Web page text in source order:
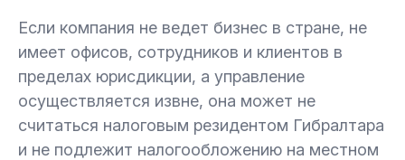
Если компания не ведет бизнес в стране, не
имеет офисов, сотрудников и клиентов в
пределах юрисдикции, а управление
осуществляется извне, она может не
считаться налоговым резидентом Гибралтара
и не подлежит налогообложению на местном